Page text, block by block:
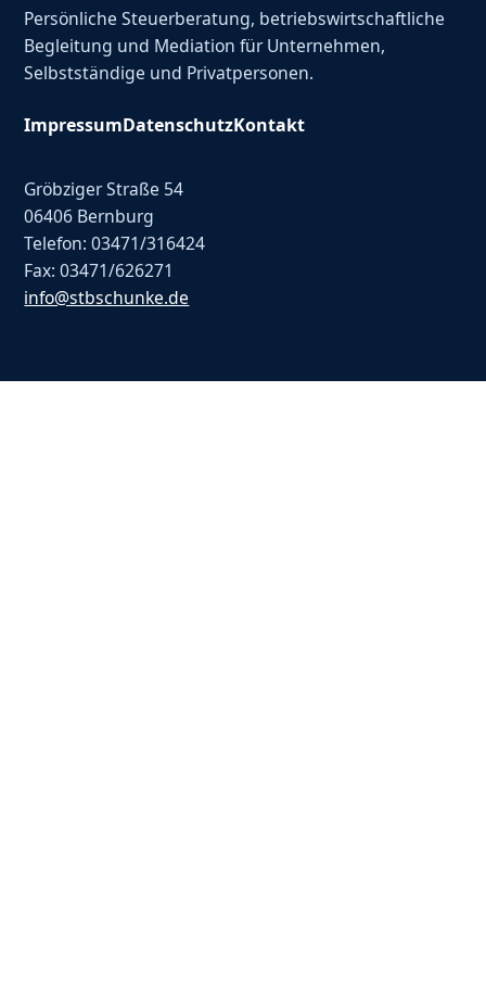
Persönliche Steuerberatung, betriebswirtschaftliche
Begleitung und Mediation für Unternehmen,
Selbstständige und Privatpersonen.
ImpressumDatenschutzKontakt
Gröbziger Straße 54
06406 Bernburg
Telefon: 03471/316424
Fax: 03471/626271
info@stbschunke.de